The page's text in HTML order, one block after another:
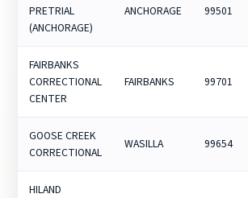
PRETRIAL
(ANCHORAGE)
ANCHORAGE 99501
FAIRBANKS
CORRECTIONAL
CENTER
FAIRBANKS 99701
GOOSE CREEK
CORRECTIONAL
WASILLA 99654
HILAND